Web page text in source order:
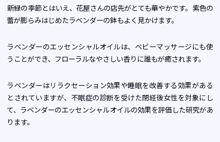
新緑の季節とはいえ、花屋さんの店先がとても華やかです。紫色の
蕾が膨らみはじめたラベンダーの鉢もよく見かけます。
ラベンダーのエッセンシャルオイルは、ベビーマッサージにも使
うことができ、フローラルなやさしい香りに誰もが癒されます。
ラベンダーはリラクセーション効果や睡眠を改善する効果がある
とされていますが、不眠症の診断を受けた閉経後女性を対象にし
て、ラベンダーのエッセンシャルオイルの効果を評価した研究があ
ります。